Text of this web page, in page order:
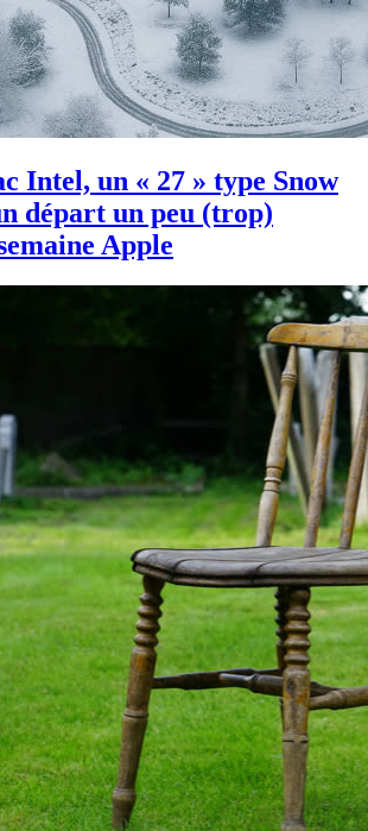
Intel, un « 27 » type Snow
départ un peu (trop)
Apple